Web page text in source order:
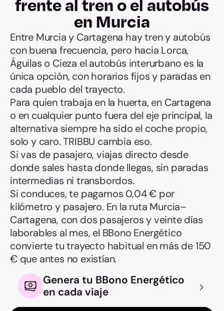
frente al tren o el autobús
en Murcia
Entre Murcia y Cartagena hay tren y autobús
con buena frecuencia, pero hacia Lorca,
Águilas o Cieza el autobús interurbano es la
única opción, con horarios fijos y paradas en
cada pueblo del trayecto.
Para quien trabaja en la huerta, en Cartagena
o en cualquier punto fuera del eje principal, la
alternativa siempre ha sido el coche propio,
solo y caro. TRIBBU cambia eso.
Si vas de pasajero, viajas directo desde
donde sales hasta donde llegas, sin paradas
intermedias ni transbordos.
Si conduces, te pagamos 0,04 € por
kilómetro y pasajero. En la ruta Murcia–
Cartagena, con dos pasajeros y veinte días
laborables al mes, el BBono Energético
convierte tu trayecto habitual en más de 150
€ que antes no existían.
Genera tu BBono Energético
en cada viaje